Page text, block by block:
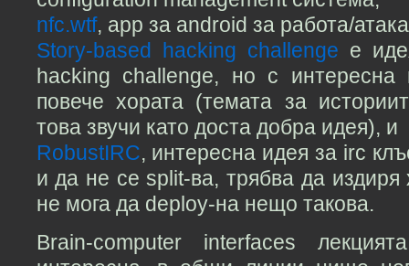
nfc.wtf, app за android за работа/
Story-based hacking challenge е
hacking challenge, но с интересна
повече хората (темата за
това звучи като доста добра идея), и
RobustIRC, интересна идея за irc
и да не се split-ва, трябва да
не мога да deploy-на нещо такова.
Brain-computer interfaces